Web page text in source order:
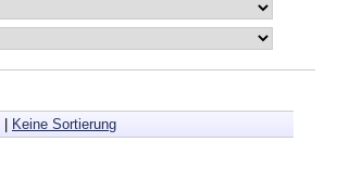
Keine Sortierung